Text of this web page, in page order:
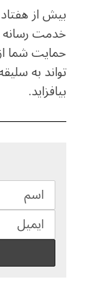
بیش از
خدمت
حمایت شما
تواند به
بیافزاید.